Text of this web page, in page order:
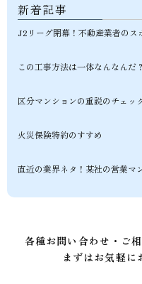
新着記事
J2リーグ開幕！不動産業者のス
この工事方法は一体なんなんだ
区分マンションの重説のチェッ
火災保険特約のすすめ
直近の業界ネタ！某社の営業マ
各種お問い合わせ・ご
まずはお気軽に